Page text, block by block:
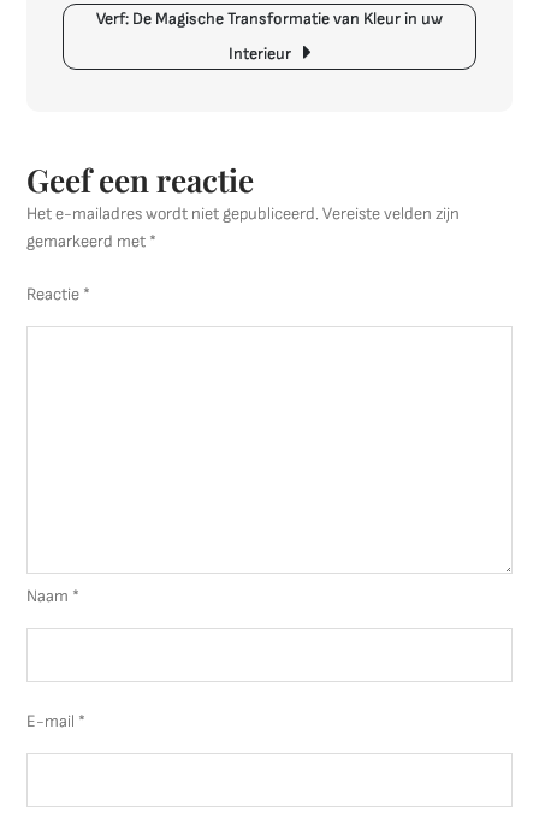
en
voor
Verf: De Magische Transformatie van Kleur in uw
Interieur
Geef een reactie
Het e-mailadres wordt niet gepubliceerd. Vereiste velden zijn
gemarkeerd met *
Reactie *
Naam *
E-mail *